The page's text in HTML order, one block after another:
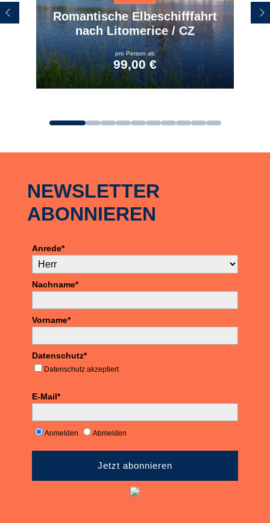
Romantische Elbeschifffahrt
nach Litomerice / CZ
pro Person ab
99,00 €
NEWSLETTER
ABONNIEREN